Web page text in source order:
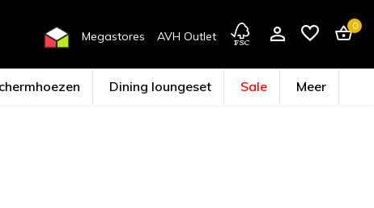
Megastores AVH Outlet
0
Dining loungeset Sale Meer